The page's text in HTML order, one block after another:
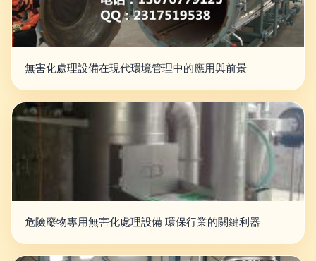
無害化處理設備在現代環境管理中的應用與前景
危險廢物專用無害化處理設備 環保行業的關鍵利器